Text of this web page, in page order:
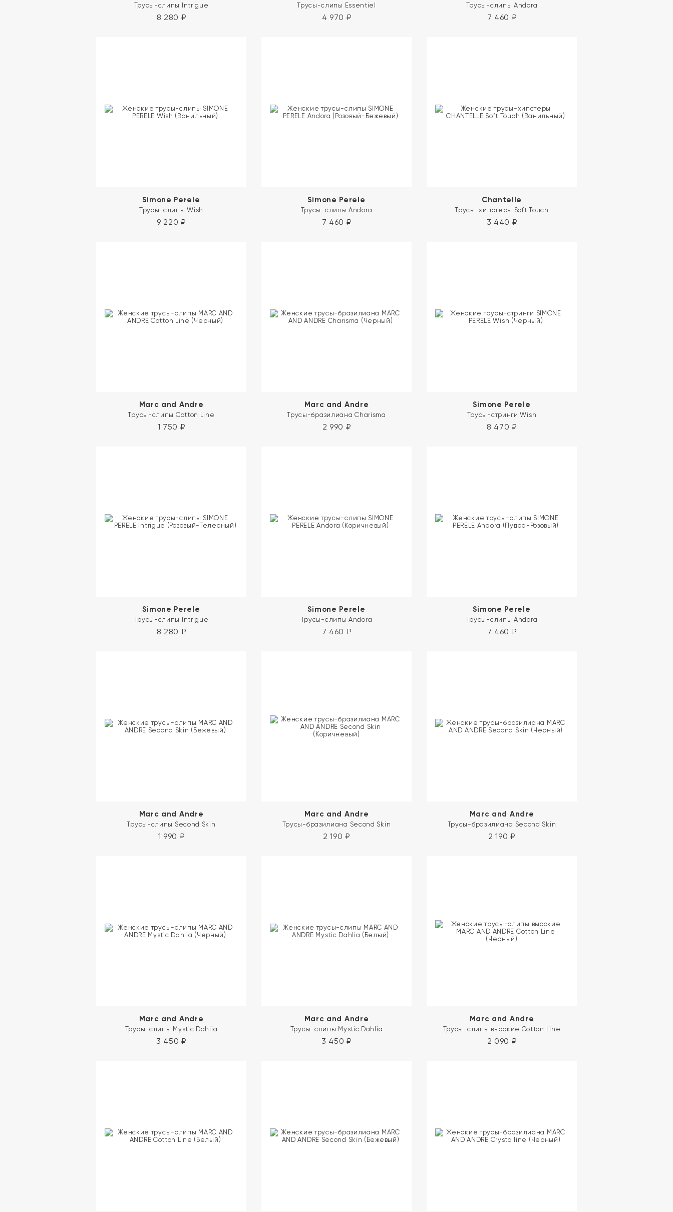
Трусы-слипы Intrigue
8 280 ₽
Трусы-слипы Essentiel
4 970 ₽
Трусы-слипы Andora
7 460 ₽
Simone Perele
Трусы-слипы Wish
9 220 ₽
Simone Perele
Трусы-слипы Andora
7 460 ₽
Chantelle
Трусы-хипстеры Soft Touch
3 440 ₽
Marc and Andre
Трусы-слипы Cotton Line
1 750 ₽
Marc and Andre
Трусы-бразилиана Charisma
2 990 ₽
Simone Perele
Трусы-стринги Wish
8 470 ₽
Simone Perele
Трусы-слипы Intrigue
8 280 ₽
Simone Perele
Трусы-слипы Andora
7 460 ₽
Simone Perele
Трусы-слипы Andora
7 460 ₽
Marc and Andre
Трусы-слипы Second Skin
1 990 ₽
Marc and Andre
Трусы-бразилиана Second Skin
2 190 ₽
Marc and Andre
Трусы-бразилиана Second Skin
2 190 ₽
Marc and Andre
Трусы-слипы Mystic Dahlia
3 450 ₽
Marc and Andre
Трусы-слипы Mystic Dahlia
3 450 ₽
Marc and Andre
Трусы-слипы высокие Cotton Line
2 090 ₽